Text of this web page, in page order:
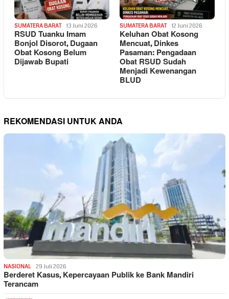
SUMATERA BARAT 13 Juni 2026
RSUD Tuanku Imam
Bonjol Disorot, Dugaan
Obat Kosong Belum
Dijawab Bupati
SUMATERA BARAT 12 Juni 2026
Keluhan Obat Kosong
Mencuat, Dinkes
Pasaman: Pengadaan
Obat RSUD Sudah
Menjadi Kewenangan
BLUD
REKOMENDASI UNTUK ANDA
NASIONAL 29 Juli 2026
Berderet Kasus, Kepercayaan Publik ke Bank Mandiri
Terancam